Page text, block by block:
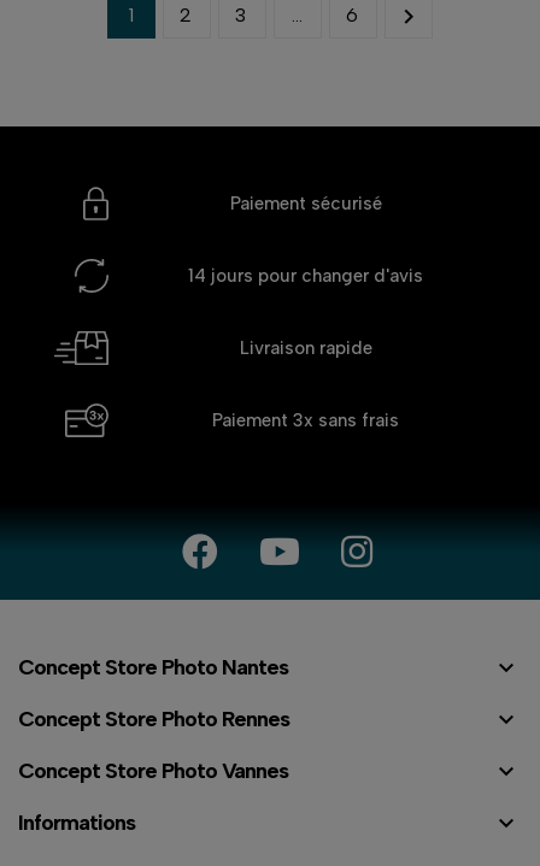
1 2 3 6 
Paiement sécurisé
14 jours pour changer d'avis
Livraison rapide
Paiement 3x sans frais
Concept Store Photo Nantes 
Concept Store Photo Rennes 
Concept Store Photo Vannes 
Informations 